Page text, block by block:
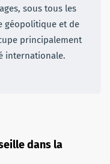
sous tous les
géopolitique et de
principalement
internationale.
dans la